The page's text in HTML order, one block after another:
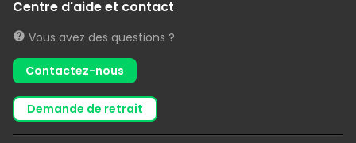
Centre d'aide et contact
Vous avez des questions ?
Contactez-nous
demande de retrait